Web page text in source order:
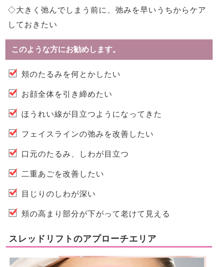
◇大きく弛んでしまう前に、弛みを早いうちからケア
しておきたい
このような方にお勧めします。
頬のたるみを何とかしたい
お顔全体を引き締めたい
ほうれい線が目立つようになってきた
フェイスラインの弛みを改善したい
口元のたるみ、しわが目立つ
二重あごを改善したい
目じりのしわが深い
頬の高まり部分が下がって老けて見える
スレッドリフトのアプローチエリア